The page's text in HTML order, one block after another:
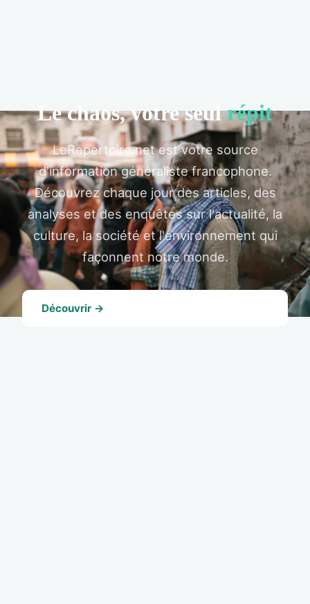
Le chaos, votre seulrépit
LeRepertoire.net est votre source
d'information généraliste francophone.
Découvrez chaque jour des articles, des
analyses et des enquêtes sur l'actualité, la
culture, la société et l'environnement qui
façonnent notre monde.
Découvrir →